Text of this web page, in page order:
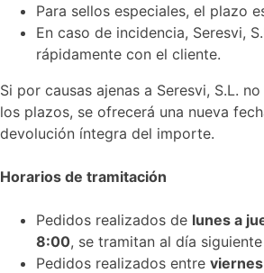
Para sellos especiales, el plazo
En caso de incidencia, Seresvi,
rápidamente con el cliente.
Si por causas ajenas a Seresvi, S.L.
los plazos, se ofrecerá una nueva
devolución íntegra del importe.
Horarios de tramitación
Pedidos realizados de lunes a
8:00, se tramitan al día
Pedidos realizados entre